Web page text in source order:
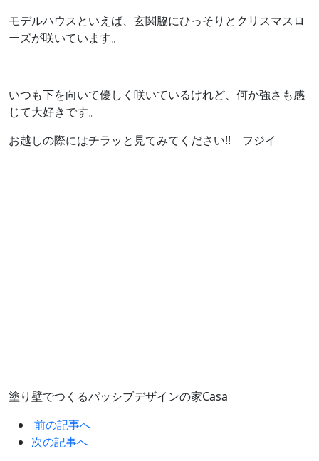
モデルハウスといえば、玄関脇にひっそりとクリスマスロ
ーズが咲いています。
いつも下を向いて優しく咲いているけれど、何か強さも感
じて大好きです。
お越しの際にはチラッと見てみてください!! フジイ
塗り壁でつくるパッシブデザインの家Casa
前の記事へ
次の記事へ